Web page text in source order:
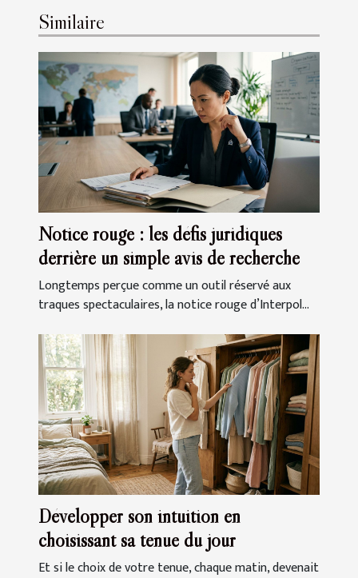
Similaire
Notice rouge : les défis juridiques
derrière un simple avis de recherche
Longtemps perçue comme un outil réservé aux
traques spectaculaires, la notice rouge d’Interpol...
Développer son intuition en
choisissant sa tenue du jour
Et si le choix de votre tenue, chaque matin, devenait